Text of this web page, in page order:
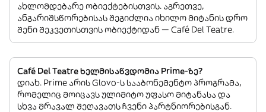
ახლომდებარე ობიექტებისთვის. აგრეთვე,
ანგარიშსწორებისას შეგიძლია იხილო მიტანის დრო
შენი შეკვეთისთვის ობიექტიდან — Café Del Teatre.
Café Del Teatre ხელმისაწვდომია Prime-ზე?
დიახ. Prime არის Glovo-ს სააბონემენტო პროგრამა,
რომელიც მოიცავს ულიმიტო უფასო მიტანასა და
სხვა მრავალ შეღავათს ჩვენი პარტნიორებისგან.